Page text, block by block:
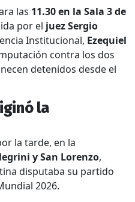
las 11.30 en la Sala 3 de
por el juez Sergio
Institucional, Ezequiel
contra los dos
detenidos desde el
la
la tarde, en la
y San Lorenzo,
disputaba su partido
2026.